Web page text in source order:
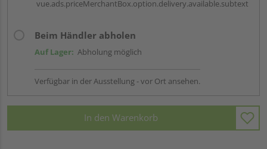
vue.ads.priceMerchantBox.option.delivery.available.subtext
Beim Händler abholen
Auf Lager: Abholung möglich
Verfügbar in der Ausstellung - vor Ort ansehen.
In den Warenkorb